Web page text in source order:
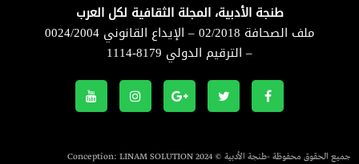
طنجة الأدبية، المجلة الثقافية لكل العرب
ملف الصحافة 02/2018 – الإيداع القانوني 0024/2004
– الترقيم الدولي 8179-1114
جميع الحقوق محفوظة -طنجة الأدبية © 2024 Conception: LINAM SOLUTION